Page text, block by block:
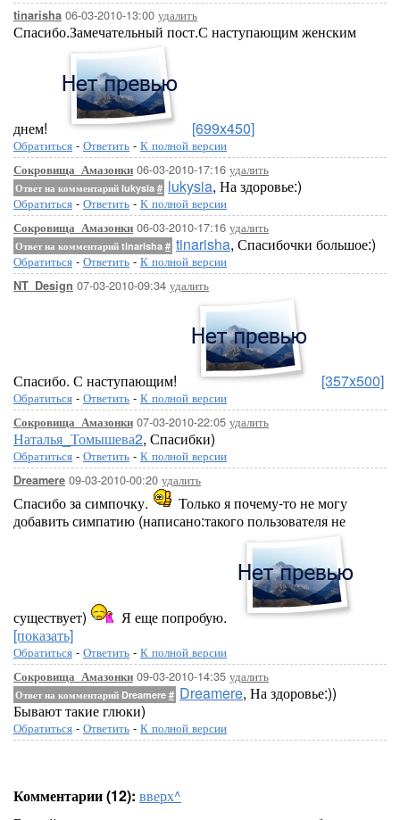
tinarisha 06-03-2010-13:00 удалить
Спасибо.Замечательный пост.С наступающим женским
днем! [699x450]
Обратиться - Ответить - К полной версии
Сокровища_Амазонки 06-03-2010-17:16 удалить
Ответ на комментарий lukysia # lukysia, На здоровье:)
Обратиться - Ответить - К полной версии
Сокровища_Амазонки 06-03-2010-17:16 удалить
Ответ на комментарий tinarisha # tinarisha, Спасибочки большое:)
Обратиться - Ответить - К полной версии
NT_Design 07-03-2010-09:34 удалить
Спасибо. С наступающим! [357x500]
Обратиться - Ответить - К полной версии
Сокровища_Амазонки 07-03-2010-22:05 удалить
Наталья_Томышева2, Спасибки)
Обратиться - Ответить - К полной версии
Dreamere 09-03-2010-00:20 удалить
Спасибо за симпочку.
Только я почему-то не могу
добавить симпатию (написано:такого пользователя не
существует)
Я еще попробую.
[показать]
Обратиться - Ответить - К полной версии
Сокровища_Амазонки 09-03-2010-14:35 удалить
Ответ на комментарий Dreamere # Dreamere, На здоровье:))
Бывают такие глюки)
Обратиться - Ответить - К полной версии
Комментарии (12): вверх^